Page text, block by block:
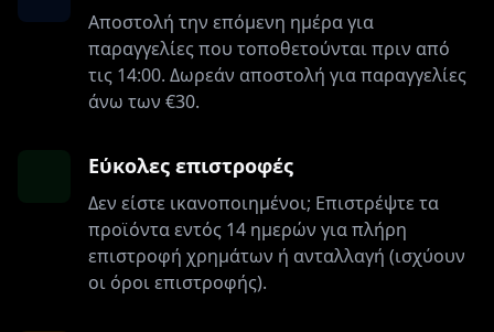
Αποστολή την επόμενη ημέρα για
παραγγελίες που τοποθετούνται πριν από
τις 14:00. Δωρεάν αποστολή για παραγγελίες
άνω των €30.
Εύκολες επιστροφές
Δεν είστε ικανοποιημένοι; Επιστρέψτε τα
προϊόντα εντός 14 ημερών για πλήρη
επιστροφή χρημάτων ή ανταλλαγή (ισχύουν
οι όροι επιστροφής).